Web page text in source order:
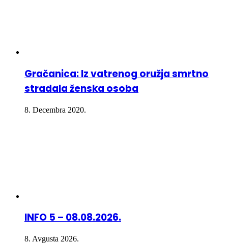
Gračanica: Iz vatrenog oružja smrtno
stradala ženska osoba
8. Decembra 2020.
INFO 5 – 08.08.2026.
8. Avgusta 2026.